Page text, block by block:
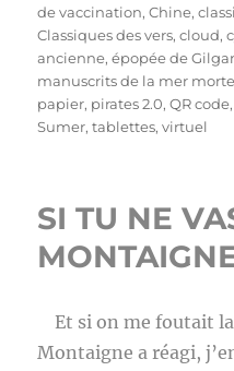
le
de vaccination,Chine,
Classiques des vers,cloud,
ancienne,épopée de
manuscrits de la mer morte
papier, pirates 2.0,QR code,
Sumer,tablettes,virtuel
SI TU NE
Et si on me foutait
Montaigne a réagi,